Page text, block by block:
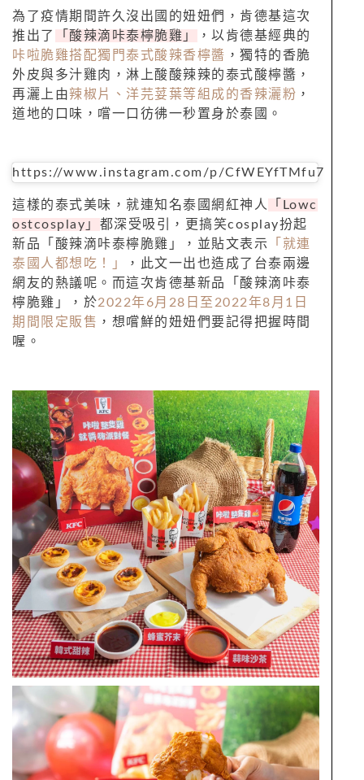
為了疫情期間許久沒出國的妞妞們，肯德基這次
推出了
「酸辣滴咔泰檸脆雞」
，以肯德基經典的
咔啦脆雞搭配獨門泰式酸辣香檸醬 ，獨特的香脆
外皮與多汁雞肉，淋上酸酸辣辣的泰式酸檸醬，
再灑上由辣椒片、洋芫荽葉等組成的香辣灑粉 ，
道地的口味，嚐一口彷彿一秒置身於泰國。
https://www.instagram.com/p/CfWEYfTMfu7
這樣的泰式美味，就連知名泰國網紅神人
「Lowc
ostcosplay」 都深受吸引，更搞笑cosplay扮起
新品「酸辣滴咔泰檸脆雞」，並貼文表示
「就連
泰國人都想吃！」
，此文一出也造成了台泰兩邊
網友的熱議呢。而這次肯德基新品「酸辣滴咔泰
檸脆雞」，於2022年6月28日至2022年8月1日
期間限定販售 ，想嚐鮮的妞妞們要記得把握時間
喔。